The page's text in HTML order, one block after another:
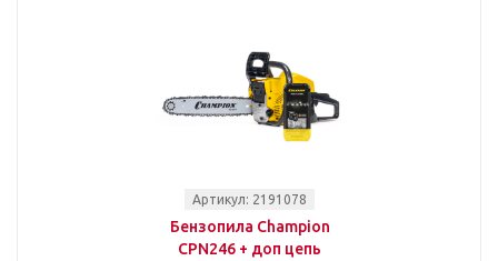
Артикул: 2191078
Бензопила Champion
CPN246 + доп цепь